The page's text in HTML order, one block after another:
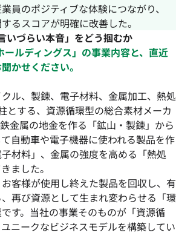
員のポジティブな体験につながり、
るスコアが明確に改善した。
いづらい本音」をどう掴むか
ールディングス」の事業内容と、直近
かせください。
ル、製錬、電子材料、金属加工、熱処
とする、資源循環型の総合素材メーカ
金属の地金を作る「鉱山・製錬」から
自動車や電子機器に使われる製品を作
材料」、金属の強度を高める「熱処
ました。
客様が使用し終えた製品を回収し、有
再び資源として生まれ変わらせる「環
す。当社の事業そのものが「資源循
ニークなビジネスモデルを構築してい